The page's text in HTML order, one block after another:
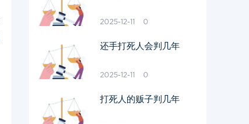
2025-12-11 0
还手打死人会判几年
2025-12-11 0
打死人的贩子判几年